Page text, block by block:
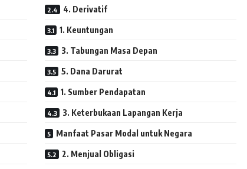
4. Derivatif
1. Keuntungan
3. Tabungan Masa Depan
5. Dana Darurat
1. Sumber Pendapatan
3. Keterbukaan Lapangan Kerja
Manfaat Pasar Modal untuk Negara
2. Menjual Obligasi